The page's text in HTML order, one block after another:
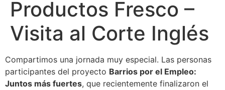
Productos Fresco –
Visita al Corte Inglés
Compartimos una jornada muy especial. Las personas
participantes del proyecto Barrios por el Empleo:
Juntos más fuertes, que recientemente finalizaron el